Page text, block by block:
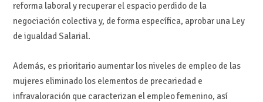
reforma laboral y recuperar el espacio perdido de la
negociación colectiva y, de forma específica, aprobar una Ley
de igualdad Salarial.
Además, es prioritario aumentar los niveles de empleo de las
mujeres eliminado los elementos de precariedad e
infravaloración que caracterizan el empleo femenino, así